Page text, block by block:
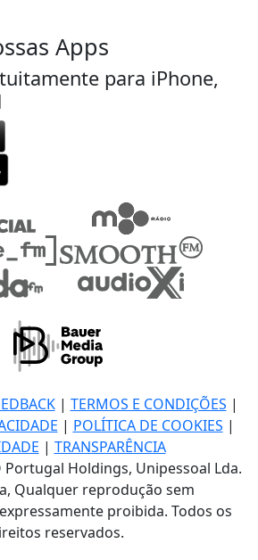
Apps
para iPhone,
| TERMOS E CONDIÇÕES |
| POLÍTICA DE COOKIES |
| TRANSPARÊNCIA
Portugal Holdings, Unipessoal Lda.
Qualquer reprodução sem
proibida. Todos os
reservados.